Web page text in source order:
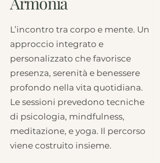
L’incontro tra corpo e mente. Un
approccio integrato e
personalizzato che favorisce
presenza, serenità e benessere
profondo nella vita quotidiana.
Le sessioni prevedono tecniche
di psicologia, mindfulness,
meditazione, e yoga. Il percorso
viene costruito insieme.